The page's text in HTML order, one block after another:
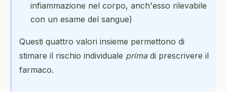
infiammazione nel corpo, anch'esso rilevabile
con un esame del sangue)
Questi quattro valori insieme permettono di
stimare il rischio individuale primadi prescrivere il
farmaco.